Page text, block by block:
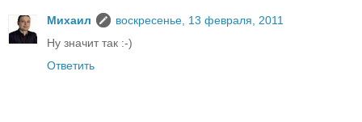
Михаил
воскресенье, 13 февраля, 2011
Ну значит так :-)
Ответить